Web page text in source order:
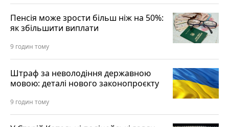
Пенсія може зрости більш ніж на 50%:
як збільшити виплати
9 годин тому
Штраф за неволодіння державною
мовою: деталі нового законопроєкту
9 годин тому